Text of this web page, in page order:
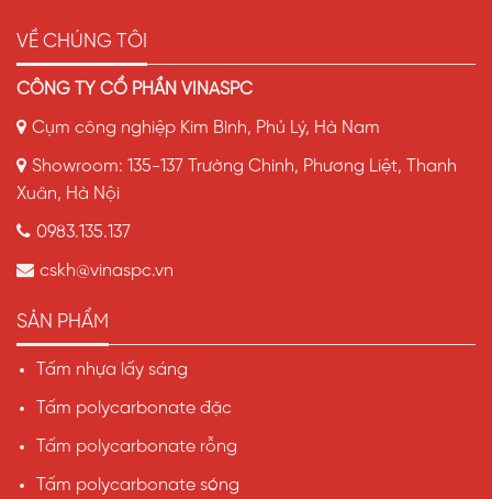
VỀ CHÚNG TÔI
CÔNG TY CỔ PHẦN VINASPC
Cụm công nghiệp Kim Bình, Phủ Lý, Hà Nam
Showroom: 135-137 Trường Chinh, Phương Liệt, Thanh
Xuân, Hà Nội
0983.135.137
cskh@vinaspc.vn
SẢN PHẨM
Tấm nhựa lấy sáng
Tấm polycarbonate đặc
Tấm polycarbonate rỗng
Tấm polycarbonate sóng